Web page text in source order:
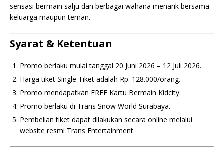
sensasi bermain salju dan berbagai wahana menarik bersama
keluarga maupun teman.
Syarat & Ketentuan
Promo berlaku mulai tanggal 20 Juni 2026 – 12 Juli 2026.
Harga tiket Single Tiket adalah Rp. 128.000/orang.
Promo mendapatkan FREE Kartu Bermain Kidcity.
Promo berlaku di Trans Snow World Surabaya.
Pembelian tiket dapat dilakukan secara online melalui
website resmi Trans Entertainment.